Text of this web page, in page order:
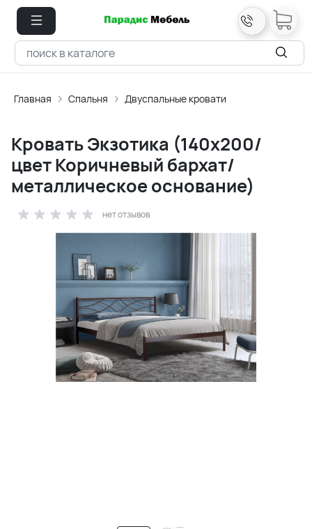
Главная Спальня Двуспальные кровати
Кровать Экзотика (140х200/
цвет Коричневый бархат/
металлическое основание)
нет отзывов